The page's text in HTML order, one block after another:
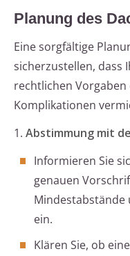
Planung des
Eine sorgfältige
sicherzustellen, dass
rechtlichen
Komplikationen
1. Abstimmung mit
Informieren Sie
genauen
Mindestabstände
ein.
Klären Sie, ob